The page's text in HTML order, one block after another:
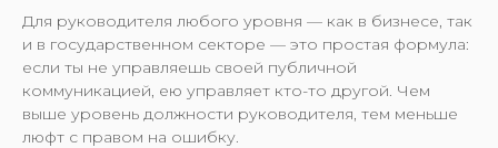
Для руководителя любого уровня — как в бизнесе, так
и в государственном секторе — это простая формула:
если ты не управляешь своей публичной
коммуникацией, ею управляет кто-то другой. Чем
выше уровень должности руководителя, тем меньше
люфт с правом на ошибку.